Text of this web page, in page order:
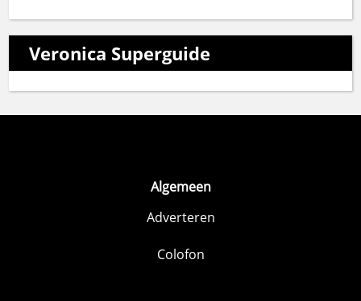
Veronica Superguide
Algemeen
Adverteren
Colofon